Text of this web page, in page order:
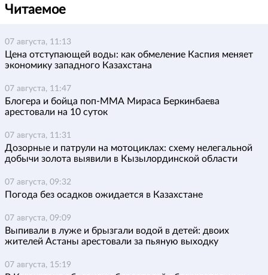
Читаемое
07 августа, 11:13
Цена отступающей воды: как обмеление Каспия меняет
экономику западного Казахстана
07 августа, 11:47
Блогера и бойца поп-ММА Мираса Беркинбаева
арестовали на 10 суток
07 августа, 11:31
Дозорные и патрули на мотоциклах: схему нелегальной
добычи золота выявили в Кызылординской области
07 августа, 09:32
Погода без осадков ожидается в Казахстане
07 августа, 09:09
Выпивали в луже и брызгали водой в детей: двоих
жителей Астаны арестовали за пьяную выходку
07 августа, 15:19